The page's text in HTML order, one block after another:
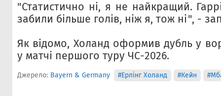
"Статистично ні, я не найкращий.
забили більше голів, ніж я, тож ні", -
Як відомо, Холанд оформив дубль у
у матчі першого туру ЧС-2026.
Джерело: Bayern & Germany #Ерлінг Холанд #Кейн